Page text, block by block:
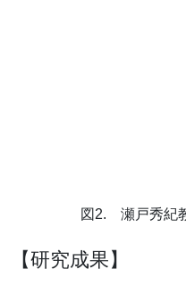
図2. 瀬戸秀紀
【研究成果】